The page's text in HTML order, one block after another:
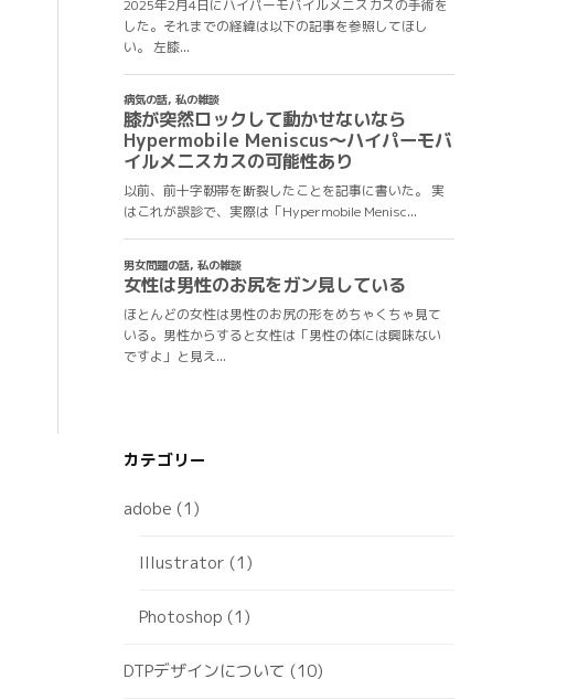
カテゴリー
adobe (1)
Illustrator (1)
Photoshop (1)
DTPデザインについて (10)